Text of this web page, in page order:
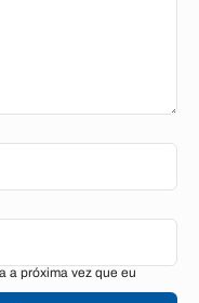
a próxima vez que eu